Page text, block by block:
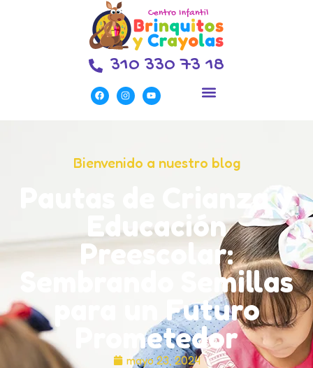
310 330 73 18
Bienvenido a nuestro blog
Pautas de Crianza y
Educación
Preescolar:
Sembrando Semillas
para un Futuro
Prometedor
mayo 23, 2024